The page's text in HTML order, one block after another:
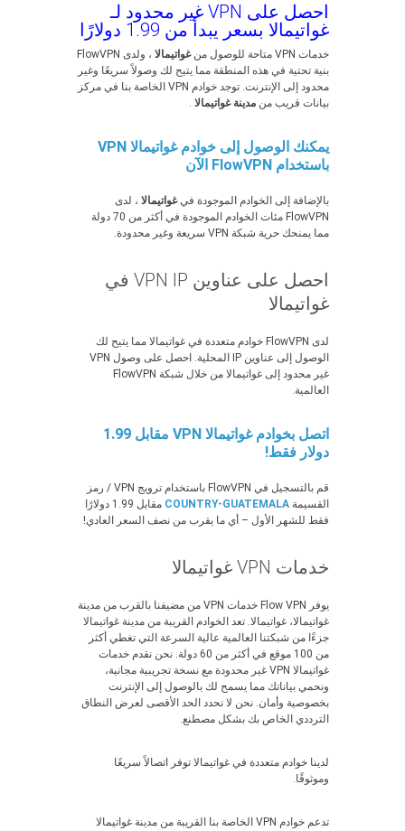
احصل على VPN غير محدود لـ
غواتيمالا بسعر يبدأ من 1.99 دولارًا
خدمات VPN متاحة للوصول من غواتيمالا
، ولدى FlowVPN
بنية تحتية في هذه المنطقة مما يتيح لك وصولاً سريعًا وغير
محدود إلى الإنترنت. توجد خوادم VPN الخاصة بنا في مركز
بيانات قريب من مدينة غواتيمالا .
يمكنك الوصول إلى خوادم غواتيمالا VPN
باستخدام FlowVPN الآن
بالإضافة إلى الخوادم الموجودة فيغواتيمالا ، لدى
FlowVPN مئات الخوادم الموجودة في أكثر من 70 دولة
مما يمنحك حرية شبكة VPN سريعة وغير محدودة.
احصل على عناوين VPN IP في
غواتيمالا
لدى FlowVPN خوادم متعددة في غواتيمالا مما يتيح لك
الوصول إلى عناوين IP المحلية. احصل على وصول VPN
غير محدود إلى غواتيمالا من خلال شبكة FlowVPN
العالمية.
اتصل بخوادم غواتيمالا VPN مقابل 1.99
دولار فقط!
قم بالتسجيل في FlowVPN باستخدام ترويج VPN / رمز
القسيمة COUNTRY-GUATEMALA
مقابل 1.99 دولارًا
فقط للشهر الأول – أي ما يقرب من نصف السعر العادي!
خدمات VPN غواتيمالا
يوفر Flow VPN خدمات VPN من مضيفنا بالقرب من مدينة
غواتيمالا، غواتيمالا. تعد الخوادم القريبة من مدينة غواتيمالا
جزءًا من شبكتنا العالمية عالية السرعة التي تغطي أكثر
من 100 موقع في أكثر من 60 دولة. نحن نقدم خدمات
غواتيمالا VPN غير محدودة مع نسخة تجريبية مجانية،
ونحمي بياناتك مما يسمح لك بالوصول إلى الإنترنت
بخصوصية وأمان. نحن لا نحدد الحد الأقصى لعرض النطاق
الترددي الخاص بك بشكل مصطنع.
لدينا خوادم متعددة في غواتيمالا توفر اتصالاً سريعًا
وموثوقًا.
تدعم خوادم VPN الخاصة بنا القريبة من مدينة غواتيمالا